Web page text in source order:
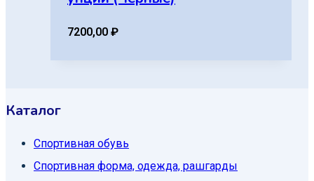
7200,00 ₽
Каталог
Спортивная обувь
Спортивная форма, одежда, рашгарды